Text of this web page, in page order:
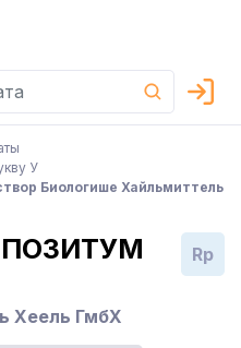
У
Биологише Хайльмиттель
Хеель ГмбХ
Rp